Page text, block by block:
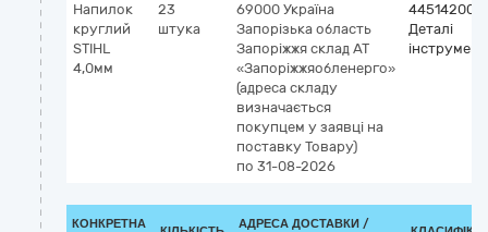
Напилок
круглий
STIHL
4,0мм
23
штука
69000 Україна
Запорізька область
Запоріжжя склад АТ
«Запоріжжяобленерго»
(адреса складу
визначається
покупцем у заявці на
поставку Товару)
по 31-08-2026
44514200-
Деталі
КОНКРЕТНА
АДРЕСА ДОСТАВКИ /